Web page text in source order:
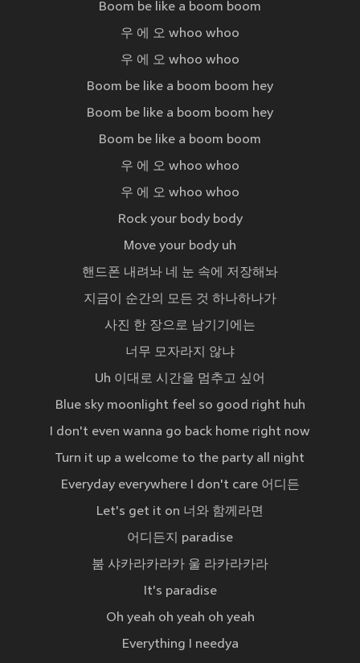
Boom be like a boom boom
우 에 오 whoo whoo
우 에 오 whoo whoo
Boom be like a boom boom hey
Boom be like a boom boom hey
Boom be like a boom boom
우 에 오 whoo whoo
우 에 오 whoo whoo
Rock your body body
Move your body uh
핸드폰 내려놔 네 눈 속에 저장해놔
지금이 순간의 모든 것 하나하나가
사진 한 장으로 남기기에는
너무 모자라지 않냐
Uh 이대로 시간을 멈추고 싶어
Blue sky moonlight feel so good right huh
I don't even wanna go back home right now
Turn it up a welcome to the party all night
Everyday everywhere I don't care 어디든
Let's get it on 너와 함께라면
어디든지 paradise
붐 샤카라카라카 울 라카라카라
It's paradise
Oh yeah oh yeah oh yeah
Everything I needya